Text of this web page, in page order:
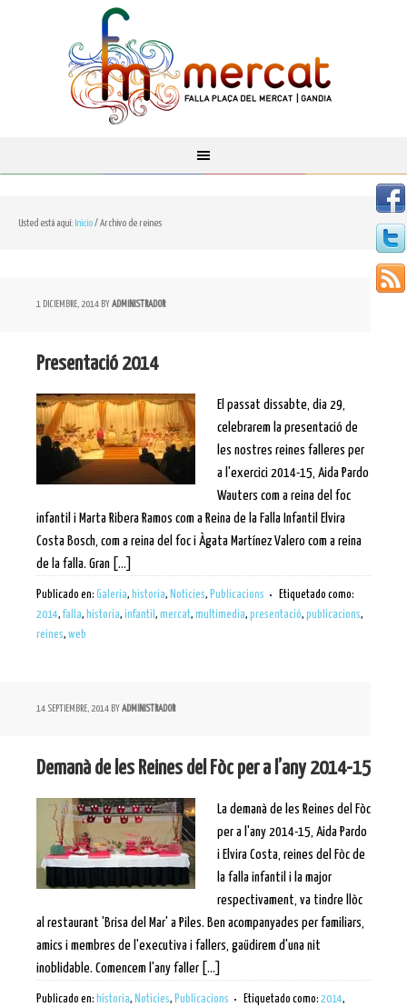
Usted está aquí: Inicio/ Archivo de reines
1 DICIEMBRE, 2014 BY ADMINISTRADOR
Presentació 2014
El passat dissabte, dia 29,
celebrarem la presentació de
les nostres reines falleres per
a l'exercici 2014-15, Aida Pardo
Wauters com a reina del foc
infantil i Marta Ribera Ramos com a Reina de la Falla Infantil Elvira
Costa Bosch, com a reina del foc i Àgata Martínez Valero com a reina
de la falla. Gran [...]
Publicado en: Galeria, historia, Noticies, Publicacions
Etiquetado como:
2014, falla, historia, infantil , mercat, multimedia, presentació, publicacions,
reines, web
14 SEPTIEMBRE, 2014 BY ADMINISTRADOR
Demanà de les Reines del Fòc per a l’any 2014-15
La demanà de les Reines del Fòc
per a l'any 2014-15, Aida Pardo
i Elvira Costa, reines del Fòc de
la falla infantil i la major
respectivament, va tindre llòc
al restaurant 'Brisa del Mar' a Piles. Ben acompanyades per familiars,
amics i membres de l'executiva i fallers, gaüdirem d'una nit
inoblidable. Comencem l'any faller [...]
Publicado en: historia, Noticies, Publicacions Etiquetado como: 2014,